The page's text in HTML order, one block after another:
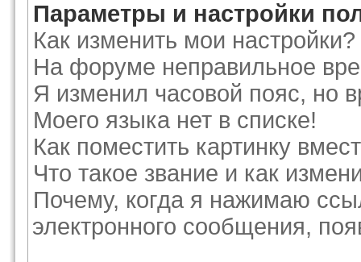
Параметры и настройки
Как изменить мои настройки?
На форуме неправильное
Я изменил часовой пояс, но
Моего языка нет в списке!
Как поместить картинку
Что такое звание и как
Почему, когда я нажимаю
электронного сообщения,